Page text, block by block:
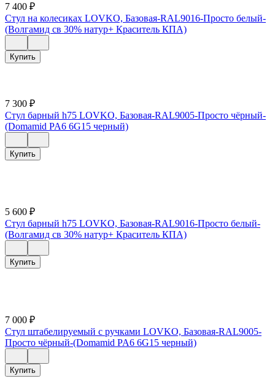
7 400 ₽
Стул на колесиках LOVKO, Базовая-RAL9016-Просто белый-
(Волгамид св 30% натур+ Краситель КПА)
Купить
7 300 ₽
Стул барный h75 LOVKO, Базовая-RAL9005-Просто чёрный-
(Domamid PA6 6G15 черный)
Купить
5 600 ₽
Стул барный h75 LOVKO, Базовая-RAL9016-Просто белый-
(Волгамид св 30% натур+ Краситель КПА)
Купить
7 000 ₽
Стул штабелируемый с ручками LOVKO, Базовая-RAL9005-
Просто чёрный-(Domamid PA6 6G15 черный)
Купить